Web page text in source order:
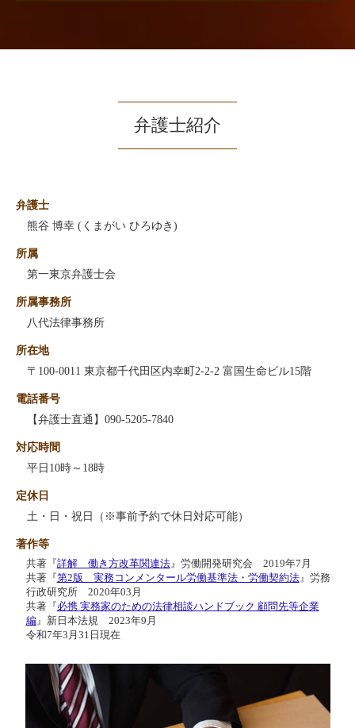
弁護士紹介
弁護士
熊谷 博幸 (くまがい ひろゆき)
所属
第一東京弁護士会
所属事務所
八代法律事務所
所在地
〒100-0011 東京都千代田区内幸町2-2-2 富国生命ビル15階
電話番号
【弁護士直通】090-5205-7840
対応時間
平日10時～18時
定休日
土・日・祝日（※事前予約で休日対応可能）
著作等
共著『 詳解 働き方改革関連法』労働開発研究会 2019年7月
共著『 第2版 実務コンメンタール労働基準法・労働契約法』労務
行政研究所 2020年03月
共著『 必携 実務家のための法律相談ハンドブック 顧問先等企業
編』新日本法規 2023年9月
令和7年3月31日現在